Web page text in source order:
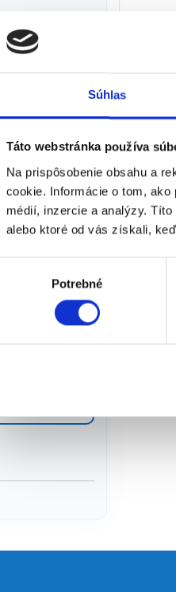
Súhlas
Táto webstránka používa
Na prispôsobenie obsahu a
cookie. Informácie o tom,
médií, inzercie a analýzy.
alebo ktoré od vás získali,
Potrebné
★★
Zobrazujú
51%
regál,
875 kg,
DPH)